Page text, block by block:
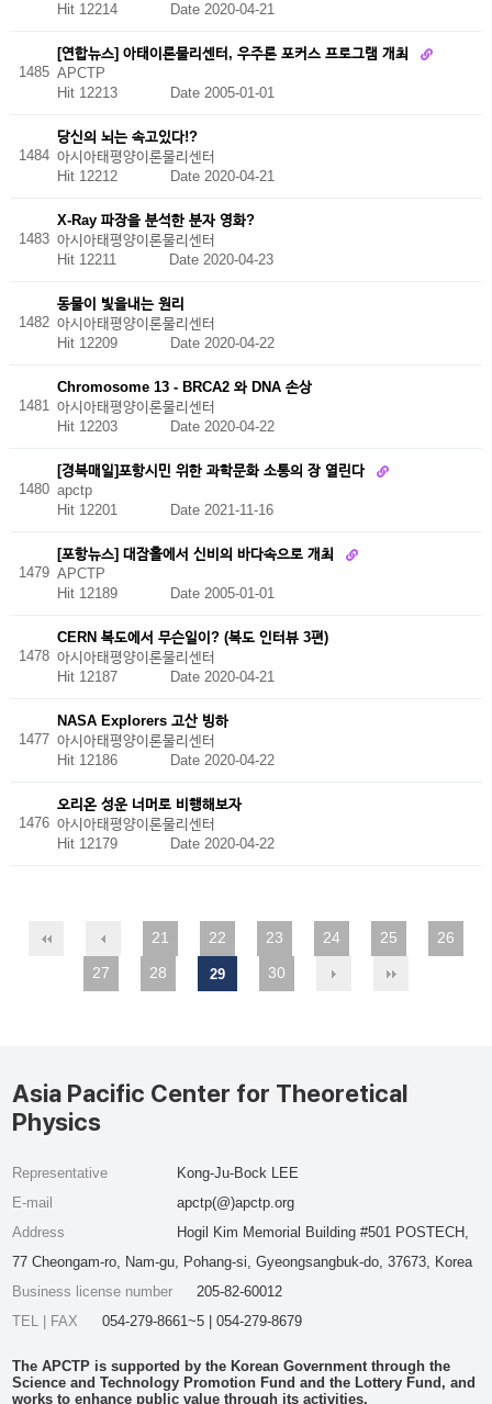
Hit 12214 Date 2020-04-21
1485
[연합뉴스] 아태이론물리센터, 우주론 포커스 프로그램 개최
APCTP
Hit 12213
Date 2005-01-01
1484
당신의 뇌는 속고있다!?
아시아태평양이론물리센터
Hit 12212 Date 2020-04-21
1483
X-Ray 파장을 분석한 분자 영화?
아시아태평양이론물리센터
Hit 12211 Date 2020-04-23
1482
동물이 빛을내는 원리
아시아태평양이론물리센터
Hit 12209 Date 2020-04-22
1481
Chromosome 13 - BRCA2 와 DNA 손상
아시아태평양이론물리센터
Hit 12203 Date 2020-04-22
1480
[경북매일]포항시민 위한 과학문화 소통의 장 열린다
apctp
Hit 12201
Date 2021-11-16
1479
[포항뉴스] 대잠홀에서 신비의 바다속으로 개최
APCTP
Hit 12189
Date 2005-01-01
1478
CERN 복도에서 무슨일이? (복도 인터뷰 3편)
아시아태평양이론물리센터
Hit 12187 Date 2020-04-21
1477
NASA Explorers 고산 빙하
아시아태평양이론물리센터
Hit 12186 Date 2020-04-22
1476
오리온 성운 너머로 비행해보자
아시아태평양이론물리센터
Hit 12179 Date 2020-04-22
21 22 23 24 25
26
27
28 29 30
Asia Pacific Center for Theoretical
Physics
Representative
Kong-Ju-Bock LEE
E-mail
apctp(@)apctp.org
Address
Hogil Kim Memorial Building #501 POSTECH,
77 Cheongam-ro, Nam-gu, Pohang-si, Gyeongsangbuk-do, 37673, Korea
Business license number
205-82-60012
TEL | FAX
054-279-8661~5 | 054-279-8679
The APCTP is supported by the Korean Government through the
Science and Technology Promotion Fund and the Lottery Fund, and
works to enhance public value through its activities.